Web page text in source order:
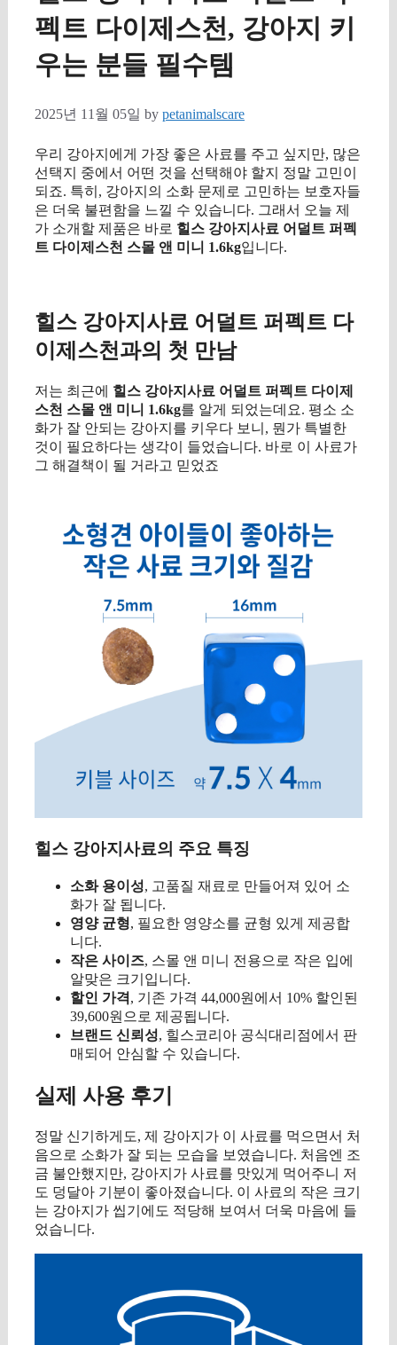
펙트 다이제스천, 강아지 키
우는 분들 필수템
2025년 11월 05일 by petanimalscare
우리 강아지에게 가장 좋은 사료를 주고 싶지만, 많은
선택지 중에서 어떤 것을 선택해야 할지 정말 고민이
되죠. 특히, 강아지의 소화 문제로 고민하는 보호자들
은 더욱 불편함을 느낄 수 있습니다. 그래서 오늘 제
가 소개할 제품은 바로 힐스 강아지사료 어덜트 퍼펙
트 다이제스천 스몰 앤 미니 1.6kg입니다.
힐스 강아지사료 어덜트 퍼펙트 다
이제스천과의 첫 만남
저는 최근에 힐스 강아지사료 어덜트 퍼펙트 다이제
스천 스몰 앤 미니 1.6kg를 알게 되었는데요. 평소 소
화가 잘 안되는 강아지를 키우다 보니, 뭔가 특별한
것이 필요하다는 생각이 들었습니다. 바로 이 사료가
그 해결책이 될 거라고 믿었죠
힐스 강아지사료의 주요 특징
소화 용이성, 고품질 재료로 만들어져 있어 소
화가 잘 됩니다.
영양 균형, 필요한 영양소를 균형 있게 제공합
니다.
작은 사이즈, 스몰 앤 미니 전용으로 작은 입에
알맞은 크기입니다.
할인 가격 , 기존 가격 44,000원에서 10% 할인된
39,600원으로 제공됩니다.
브랜드 신뢰성, 힐스코리아 공식대리점에서 판
매되어 안심할 수 있습니다.
실제 사용 후기
정말 신기하게도, 제 강아지가 이 사료를 먹으면서 처
음으로 소화가 잘 되는 모습을 보였습니다. 처음엔 조
금 불안했지만, 강아지가 사료를 맛있게 먹어주니 저
도 덩달아 기분이 좋아졌습니다. 이 사료의 작은 크기
는 강아지가 씹기에도 적당해 보여서 더욱 마음에 들
었습니다.